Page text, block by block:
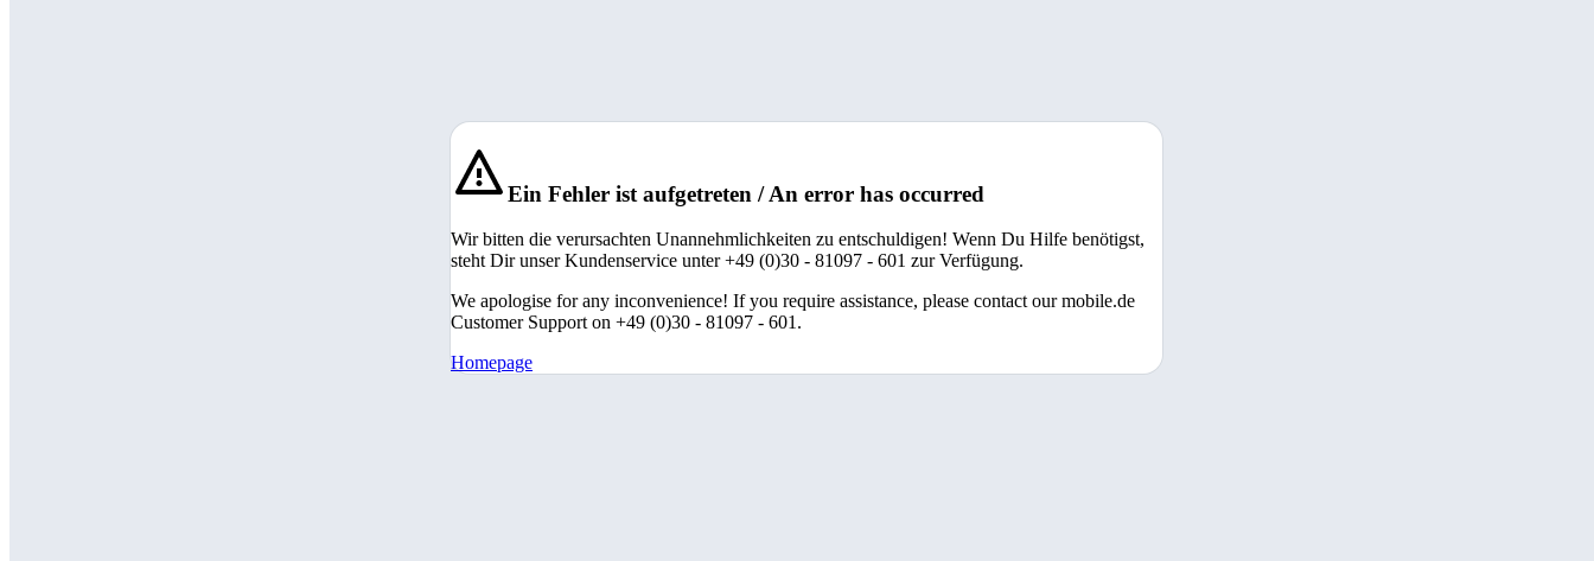
Ein Fehler ist aufgetreten / An error has occurred
Wir bitten die verursachten Unannehmlichkeiten zu entschuldigen! Wenn Du Hilfe benötigst,
steht Dir unser Kundenservice unter +49 (0)30 - 81097 - 601 zur Verfügung.
We apologise for any inconvenience! If you require assistance, please contact our mobile.de
Customer Support on +49 (0)30 - 81097 - 601.
Homepage